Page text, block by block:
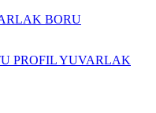
PROFIL YUVARLAK